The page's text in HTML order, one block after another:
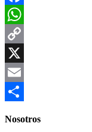
Facebook
WhatsApp
Copy
Link
X
Email
Nosotros